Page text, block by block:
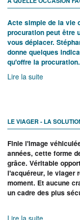
À QUELLE OCCASION
Acte simple de la vie
procuration peut être
vous déplacer.
donne quelques
qu'offre la procuration.
Lire la suite
LE VIAGER - LA
Finie l'image
années, cette forme
grâce. Véritable
l'acquéreur, le viager
moment. Et aucune
un cadre des plus